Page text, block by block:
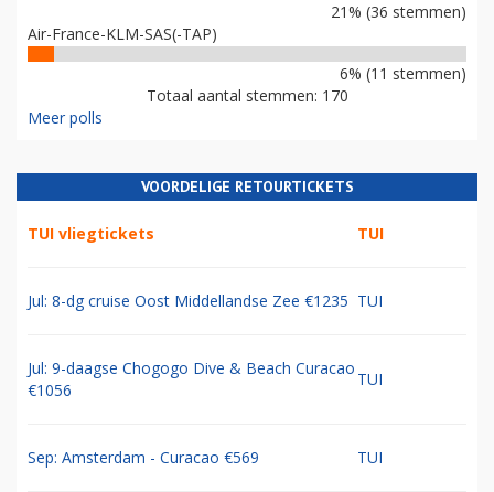
21% (36 stemmen)
Air-France-KLM-SAS(-TAP)
6% (11 stemmen)
Totaal aantal stemmen: 170
Meer polls
VOORDELIGE RETOURTICKETS
TUI vliegtickets TUI
Jul: 8-dg cruise Oost Middellandse Zee €1235 TUI
Jul: 9-daagse Chogogo Dive & Beach Curacao
€1056
TUI
Sep: Amsterdam - Curacao €569 TUI